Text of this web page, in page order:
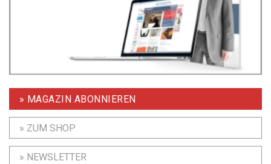
» MAGAZIN ABONNIEREN
» ZUM SHOP
» NEWSLETTER